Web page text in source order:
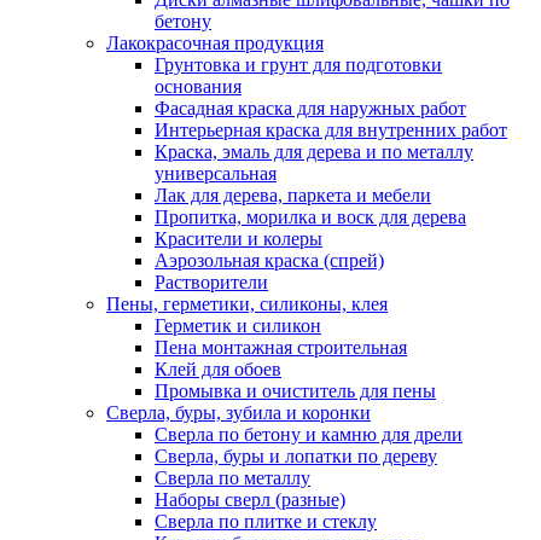
бетону
Лакокрасочная продукция
Грунтовка и грунт для подготовки
основания
Фасадная краска для наружных работ
Интерьерная краска для внутренних работ
Краска, эмаль для дерева и по металлу
универсальная
Лак для дерева, паркета и мебели
Пропитка, морилка и воск для дерева
Красители и колеры
Аэрозольная краска (спрей)
Растворители
Пены, герметики, силиконы, клея
Герметик и силикон
Пена монтажная строительная
Клей для обоев
Промывка и очиститель для пены
Сверла, буры, зубила и коронки
Сверла по бетону и камню для дрели
Сверла, буры и лопатки по дереву
Сверла по металлу
Наборы сверл (разные)
Сверла по плитке и стеклу